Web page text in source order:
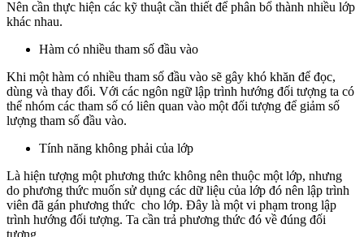
Nên cần thực hiện các kỹ thuật cần thiết để phân bổ thành nhiều lớp
khác nhau.
Hàm có nhiều tham số đầu vào
Khi một hàm có nhiều tham số đầu vào sẽ gây khó khăn để đọc,
dùng và thay đổi. Với các ngôn ngữ lập trình hướng đối tượng ta có
thể nhóm các tham số có liên quan vào một đối tượng để giảm số
lượng tham số đầu vào.
Tính năng không phải của lớp
Là hiện tượng một phương thức không nên thuộc một lớp, nhưng
do phương thức muốn sử dụng các dữ liệu của lớp đó nên lập trình
viên đã gán phương thức cho lớp. Đây là một vi phạm trong lập
trình hướng đối tượng. Ta cần trả phương thức đó về đúng đối
tượng.